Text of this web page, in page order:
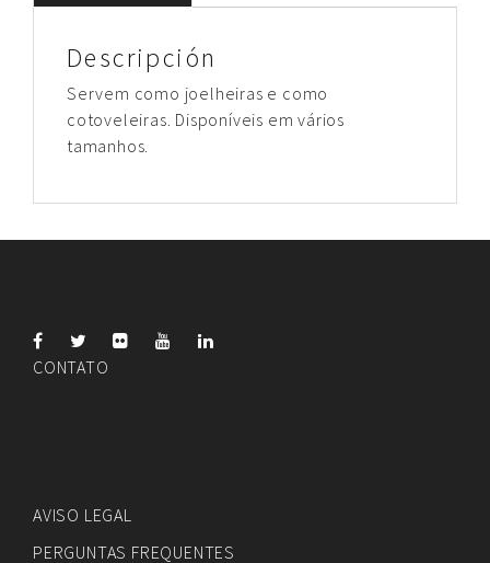
Descripción
Servem como joelheiras e como
cotoveleiras. Disponíveis em vários
tamanhos.
CONTATO
AVISO LEGAL
PERGUNTAS FREQUENTES